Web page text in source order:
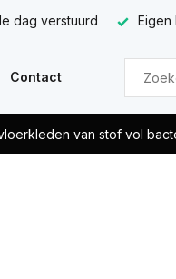
dag verstuurd Eigen
Contact
van stof vol